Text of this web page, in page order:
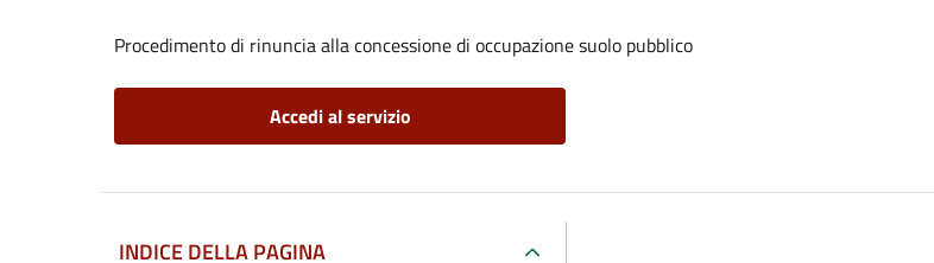
Procedimento di rinuncia alla concessione di occupazione suolo pubblico
Accedi al servizio
INDICE DELLA PAGINA